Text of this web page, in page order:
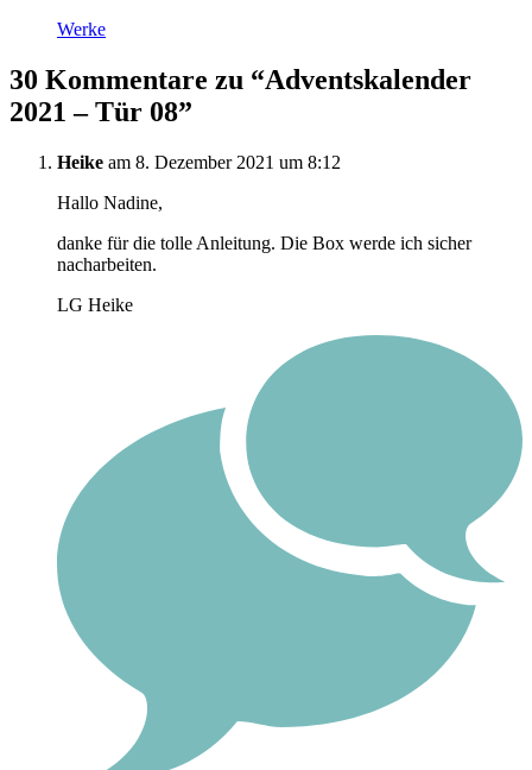
Werke
30 Kommentare zu “Adventskalender
2021 – Tür 08”
Heike am 8. Dezember 2021 um 8:12
Hallo Nadine,
danke für die tolle Anleitung. Die Box werde ich sicher
nacharbeiten.
LG Heike